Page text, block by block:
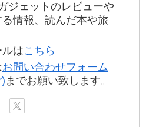
ジェットのレビューや
情報、読んだ本や旅
はこちら
お問い合わせフォーム
までお願い致します。